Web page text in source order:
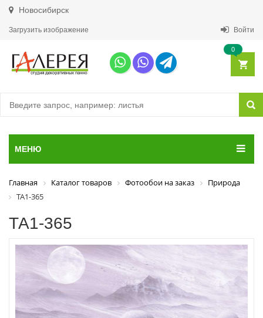
Новосибирск
Загрузить изображение Войти
0
МЕНЮ
Главная Каталог товаров Фотообои на заказ
Природа
ТА1-365
ТА1-365